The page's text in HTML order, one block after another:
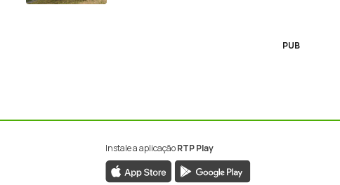
PUB
Instale a aplicaçãoRTP Play